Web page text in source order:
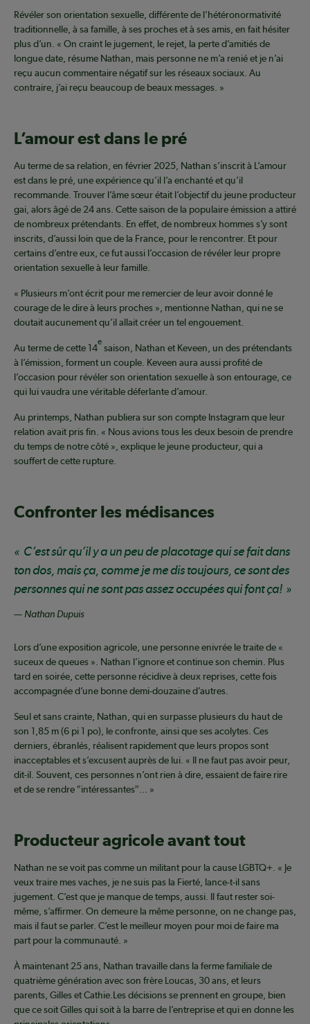
Révéler son orientation sexuelle, différente de l’hétéronormativité
traditionnelle, à sa famille, à ses proches et à ses amis, en fait hésiter
plus d’un. « On craint le jugement, le rejet, la perte d’amitiés de
longue date, résume Nathan, mais personne ne m’a renié et je n’ai
reçu aucun commentaire négatif sur les réseaux sociaux. Au
contraire, j’ai reçu beaucoup de beaux messages. »
L’amour est dans le pré
Au terme de sa relation, en février 2025, Nathan s’inscrit à L’amour
est dans le pré, une expérience qu’il l’a enchanté et qu’il
recommande. Trouver l’âme sœur était l’objectif du jeune producteur
gai, alors âgé de 24 ans. Cette saison de la populaire émission a attiré
de nombreux prétendants. En effet, de nombreux hommes s’y sont
inscrits, d’aussi loin que de la France, pour le rencontrer. Et pour
certains d’entre eux, ce fut aussi l’occasion de révéler leur propre
orientation sexuelle à leur famille.
« Plusieurs m’ont écrit pour me remercier de leur avoir donné le
courage de le dire à leurs proches », mentionne Nathan, qui ne se
doutait aucunement qu’il allait créer un tel engouement.
Au terme de cette 14
e
saison, Nathan et Keveen, un des prétendants
à l’émission, forment un couple. Keveen aura aussi profité de
l’occasion pour révéler son orientation sexuelle à son entourage, ce
qui lui vaudra une véritable déferlante d’amour.
Au printemps, Nathan publiera sur son compte Instagram que leur
relation avait pris fin. « Nous avions tous les deux besoin de prendre
du temps de notre côté », explique le jeune producteur, qui a
souffert de cette rupture.
Confronter les médisances
C’est sûr qu’il y a un peu de placotage qui se fait dans
ton dos, mais ça, comme je me dis toujours, ce sont des
personnes qui ne sont pas assez occupées qui font ça!
— Nathan Dupuis
Lors d’une exposition agricole, une personne enivrée le traite de «
suceux de queues ». Nathan l’ignore et continue son chemin. Plus
tard en soirée, cette personne récidive à deux reprises, cette fois
accompagnée d’une bonne demi-douzaine d’autres.
Seul et sans crainte, Nathan, qui en surpasse plusieurs du haut de
son 1,85 m (6 pi 1 po), le confronte, ainsi que ses acolytes. Ces
derniers, ébranlés, réalisent rapidement que leurs propos sont
inacceptables et s’excusent auprès de lui. « Il ne faut pas avoir peur,
dit-il. Souvent, ces personnes n’ont rien à dire, essaient de faire rire
et de se rendre ″intéressantes″... »
Producteur agricole avant tout
Nathan ne se voit pas comme un militant pour la cause LGBTQ+. « Je
veux traire mes vaches, je ne suis pas la Fierté, lance-t-il sans
jugement. C’est que je manque de temps, aussi. Il faut rester soi-
même, s’affirmer. On demeure la même personne, on ne change pas,
mais il faut se parler. C’est le meilleur moyen pour moi de faire ma
part pour la communauté. »
À maintenant 25 ans, Nathan travaille dans la ferme familiale de
quatrième génération avec son frère Loucas, 30 ans, et leurs
parents, Gilles et Cathie.Les décisions se prennent en groupe, bien
que ce soit Gilles qui soit à la barre de l’entreprise et qui en donne les